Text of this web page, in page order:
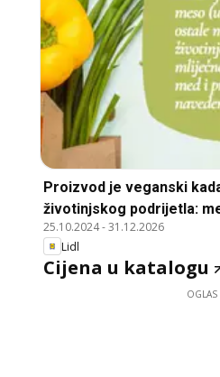
Proizvod je veganski
životinjskog podrijetla:
ostale morske i
mlijeko i mliječne
prerađevine
when it does not contain
25.10.2024-31.12.2026
Lidl
Cijena u katalogu
OGLAS